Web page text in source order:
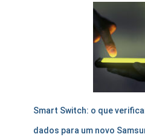
Smart Switch: o que
dados para um novo